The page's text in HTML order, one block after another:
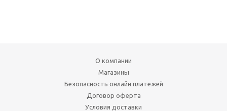
О компании
Магазины
Безопасность онлайн платежей
Договор оферта
Условия доставки